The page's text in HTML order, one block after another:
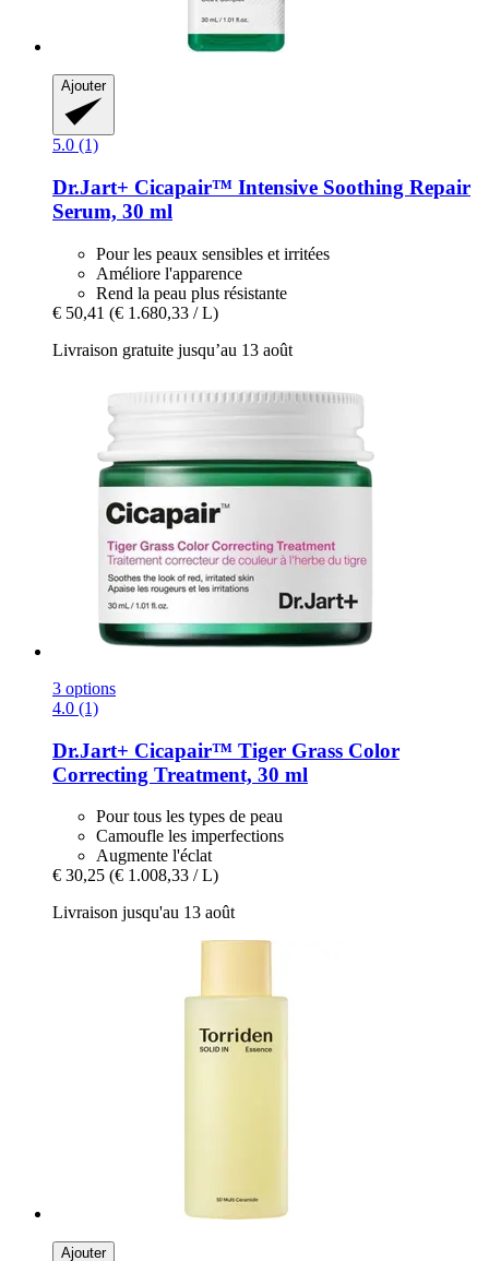
Ajouter
5.0 (1)
Dr.Jart+ Cicapair™ Intensive Soothing Repair
Serum, 30 ml
Pour les peaux sensibles et irritées
Améliore l'apparence
Rend la peau plus résistante
€ 50,41 (€ 1.680,33 / L)
Livraison gratuite jusqu’au 13 août
3 options
4.0 (1)
Dr.Jart+ Cicapair™ Tiger Grass Color
Correcting Treatment, 30 ml
Pour tous les types de peau
Camoufle les imperfections
Augmente l'éclat
€ 30,25 (€ 1.008,33 / L)
Livraison jusqu'au 13 août
Ajouter